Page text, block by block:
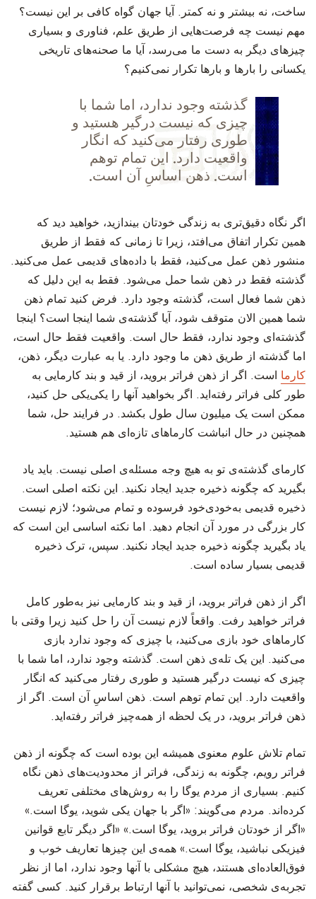
ساخت، نه بیشتر و نه کمتر. آیا جهان گواه کافی بر این نیست؟
مهم نیست چه فرصت‌هایی از طریق علم، فناوری و بسیاری
چیزهای دیگر به دست ما می‌رسد، آیا ما صحنه‌های تاریخی
یکسانی را بارها و بارها تکرار نمی‌کنیم؟
‫گذشته وجود ندارد، اما شما با
چیزی که نیست درگیر هستید و
طوری رفتار می‌کنید که انگار
واقعیت دارد. این تمام توهم
است. ذهن اساسِ آن است.
‫اگر نگاه دقیق‌تری به زندگی خودتان بیندازید، خواهید دید که
همین تکرار اتفاق می‌افتد، زیرا تا زمانی که فقط از طریق
منشور ذهن عمل می‌کنید، فقط با داده‌های قدیمی عمل می‌کنید.
گذشته فقط در ذهن شما حمل می‌شود. فقط به این دلیل که
ذهن شما فعال است، گذشته وجود دارد. فرض کنید تمام ذهن
شما همین الان متوقف شود، آیا گذشته‌ی شما اینجا است؟ اینجا
گذشته‌ای وجود ندارد، فقط حال است. واقعیت فقط حال است،
اما گذشته از طریق ذهن ما وجود دارد. یا به عبارت دیگر، ذهن،
کارما است. اگر از ذهن فراتر بروید، از قید و بند کارمایی به
طور کلی فراتر رفته‌اید. اگر بخواهید آنها را یکی‌یکی حل کنید،
ممکن است یک میلیون سال طول بکشد. در فرایند حل، شما
همچنین در حال انباشت کارماهای تازه‌ای هم هستید.
‫کارمای گذشته‌ی تو به هیچ وجه مسئله‌ی اصلی نیست. باید یاد
بگیرید که چگونه ذخیره جدید ایجاد نکنید. این نکته اصلی است.
ذخیره قدیمی به‌خودی‌خود فرسوده و تمام می‌شود؛ لازم نیست
کار بزرگی در مورد آن انجام دهید. اما نکته اساسی این است که
یاد بگیرید چگونه ذخیره جدید ایجاد نکنید. سپس، ترک ذخیره
قدیمی بسیار ساده است.
‫اگر از ذهن فراتر بروید، از قید و بند کارمایی نیز به‌طور کامل
فراتر خواهید رفت. واقعاً لازم نیست آن را حل کنید زیرا وقتی با
کارماهای خود بازی می‌کنید، با چیزی که وجود ندارد بازی
می‌کنید. این یک تله‌ی ذهن است. گذشته وجود ندارد، اما شما با
چیزی که نیست درگیر هستید و طوری رفتار می‌کنید که انگار
واقعیت دارد. این تمام توهم است. ذهن اساسِ آن است. اگر از
ذهن فراتر بروید، در یک لحظه از همه‌چیز فراتر رفته‌اید.
‫تمام تلاش علوم معنوی همیشه این بوده است که چگونه از ذهن
فراتر رویم، چگونه به زندگی، فراتر از محدودیت‌های ذهن نگاه
کنیم. بسیاری از مردم یوگا را به روش‌های مختلفی تعریف
کرده‌اند. مردم می‌گویند: «اگر با جهان یکی شوید، یوگا است.»
«اگر از خودتان فراتر بروید، یوگا است.» «اگر دیگر تابع قوانین
فیزیکی نباشید، یوگا است.» همه‌ی این چیزها تعاریف خوب و
فوق‌العاده‌ای هستند، هیچ مشکلی با آنها وجود ندارد، اما از نظر
تجربه‌ی شخصی، نمی‌توانید با آنها ارتباط برقرار کنید. کسی گفته